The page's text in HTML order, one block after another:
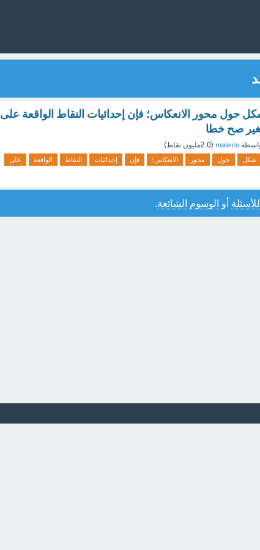
حول محور الانعكاس؛ فإن إحداثيات النقاط الواقعة على
صح خطا
maleim
(2.0مليون نقاط)
شكل حول محور الانعكاس؛ فإن إحداثيات النقاط الواقعة
على
أو الوسوم الشائعة